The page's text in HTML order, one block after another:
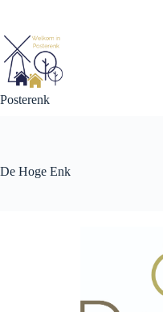
de
inhoud
Posterenk
De Hoge Enk